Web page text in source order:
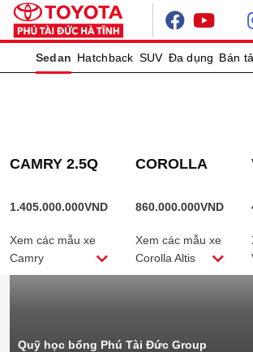
Skip
Sedan Hatchback SUV Đa dụng Bán
CAMRY 2.5Q
1.405.000.000VND
Xem các mẫu xe
Camry
COROLLA
1.8HEV
860.000.000VND
Xem các mẫu xe
Corolla Altis
Quỹ học bổng Phú Tài Đức Group